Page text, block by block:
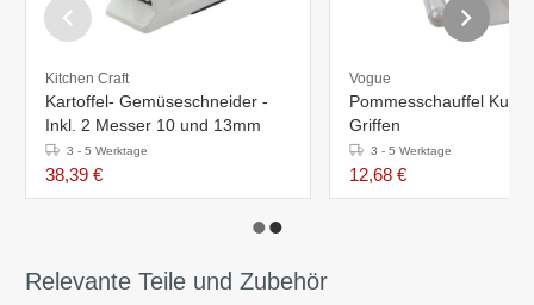
Kitchen Craft
Kartoffel- Gemüseschneider -
Inkl. 2 Messer 10 und 13mm
3 - 5 Werktage
38,39 €
Vogue
Pommesschauffel
Griffen
3 - 5 Werktage
12,68 €
Relevante Teile und Zubehör